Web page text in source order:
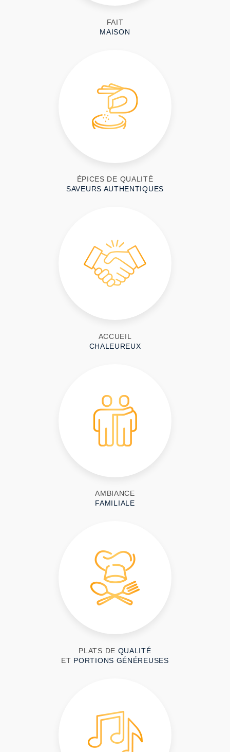
FAIT
MAISON
ÉPICES DE QUALITÉ
SAVEURS AUTHENTIQUES
ACCUEIL
CHALEUREUX
AMBIANCE
FAMILIALE
PLATS DE QUALITÉ
ET PORTIONS GÉNÉREUSES